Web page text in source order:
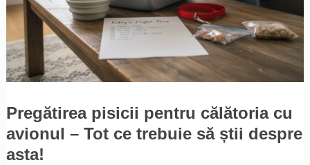
Pregătirea pisicii pentru călătoria cu
avionul – Tot ce trebuie să știi despre
asta!